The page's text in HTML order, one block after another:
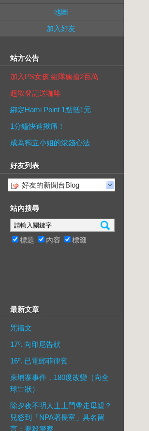
地圖
加入好友
站方公告
加入PS女孩 組隊瘋搶2百萬
超取登記送咖啡
綁定Hami Point 1點抵1元
1分鐘快速揪痛！
成為獨立小姐的滾錢心法
好友列表
好友的新聞台Blog
站內搜尋
標題 內容 標籤
最新文章
咒禱文
17º. 向印尼告狀
16º. 已電郵菲律賓
柬埔寨事件，180度改變（向全
球告狀）
除夕夜不明人士上門帶走母親？
兒怒到「NPA署長室」具名留
言：要殺警察